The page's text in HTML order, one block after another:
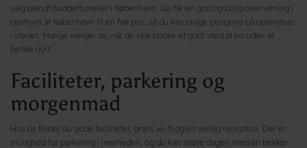
valg blandt budgethoteller i København. Du får en god og billig overnatning i
centrum af København til en fair pris, så du kan bruge pengene på oplevelser
i stedet. Mange vælger os, når de skal booke et godt sted at bo uden at
betale dyrt.
Faciliteter, parkering og
morgenmad
Hos os finder du gode faciliteter, gratis wi-fi og en venlig reception. Der er
mulighed for parkering i nærheden, og du kan starte dagen med en lækker